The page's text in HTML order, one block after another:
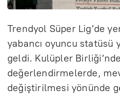
Trendyol Süper Lig’de
yabancı oyuncu statüsü
geldi. Kulüpler
değerlendirmelerde,
değiştirilmesi yönünde